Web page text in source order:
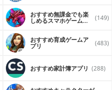
おすすめ無課金でも楽
しめるスマホゲームア (149)
おすすめ育成ゲームア
プリ (483)
おすすめ家計簿アプリ (288)